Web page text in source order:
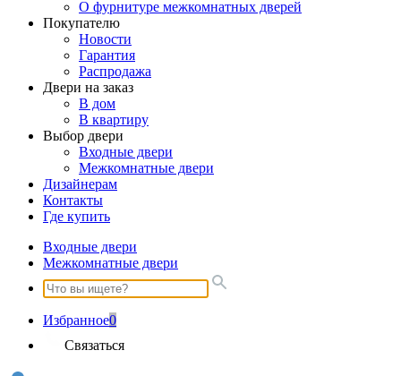
О фурнитуре межкомнатных дверей
Покупателю
Новости
Гарантия
Распродажа
Двери на заказ
В дом
В квартиру
Выбор двери
Входные двери
Межкомнатные двери
Дизайнерам
Контакты
Где купить
Входные двери
Межкомнатные двери
Избранное0
Связаться